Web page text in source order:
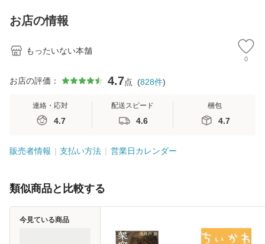
お店の情報
もったいない本舗
0
お店の評価： 4.7点 (828件)
連絡・応対
4.7
配送スピード
4.6
梱包
4.7
販売者情報 支払い方法 営業日カレンダー
類似商品と比較する
今見ている商品